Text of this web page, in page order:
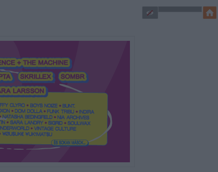
SÜTI BEÁLLÍTÁSOK MÓDOSÍTÁSA